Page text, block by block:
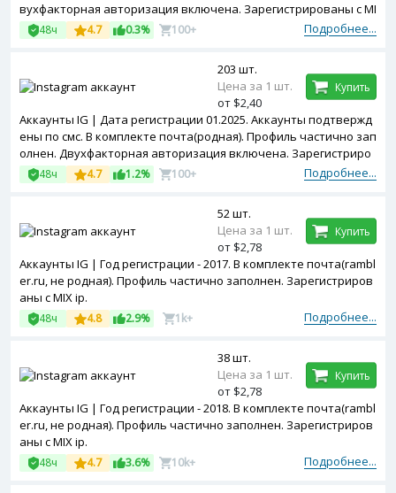
вухфакторная авторизация включена. Зарегистрированы с MI
X ip.
Подробнее...
48ч 4.7 0.3% 100+
Аккаунты IG | Дата регистрации 01.2025. Аккаунты подтвержд
ены по смс. В комплекте почта(родная). Профиль частично зап
олнен. Двухфакторная авторизация включена. Зарегистриро
ваны с MIX ip.
Подробнее...
48ч 4.7 1.2% 100+
203 шт.
Цена за 1 шт.
от $2,40
Купить
Аккаунты IG | Год регистрации - 2017. В комплекте почта(rambl
er.ru, не родная). Профиль частично заполнен. Зарегистриров
аны с MIX ip.
Подробнее...
48ч 4.8 2.9% 1k+
52 шт.
Цена за 1 шт.
от $2,78
Купить
Аккаунты IG | Год регистрации - 2018. В комплекте почта(rambl
er.ru, не родная). Профиль частично заполнен. Зарегистриров
аны с MIX ip.
Подробнее...
48ч 4.7 3.6% 10k+
38 шт.
Цена за 1 шт.
от $2,78
Купить